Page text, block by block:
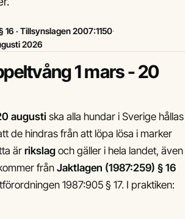
16 · Tillsynslagen 2007:1150·
2026
1 mars - 20
augusti ska alla hundar i Sverige hållas
de hindras från att löpa lösa i marker
är rikslag och gäller i hela landet, även
frånJaktlagen (1987:259) § 16
1987:905 § 17. I praktiken: